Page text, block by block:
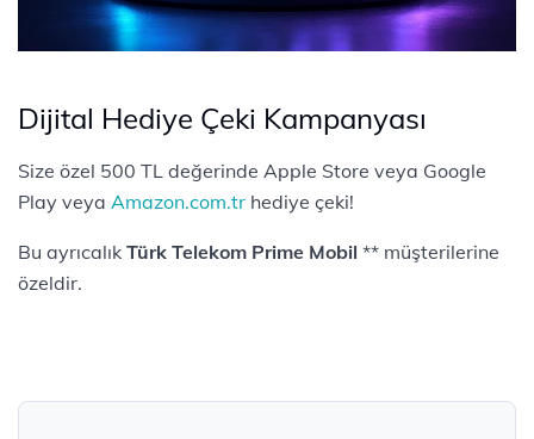
Dijital Hediye Çeki Kampanyası
Size özel 500 TL değerinde Apple Store veya Google
Play veya Amazon.com.tr hediye çeki!
Bu ayrıcalık Türk Telekom Prime Mobil ** müşterilerine
özeldir.